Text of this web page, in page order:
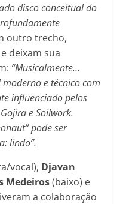
disco conceitual do
outro trecho,
deixam sua
“Musicalmente…
e técnico com
influenciado pelos
e Soilwork.
pode ser
lindo”.
vocal), Djavan
Medeiros(baixo) e
a colaboração